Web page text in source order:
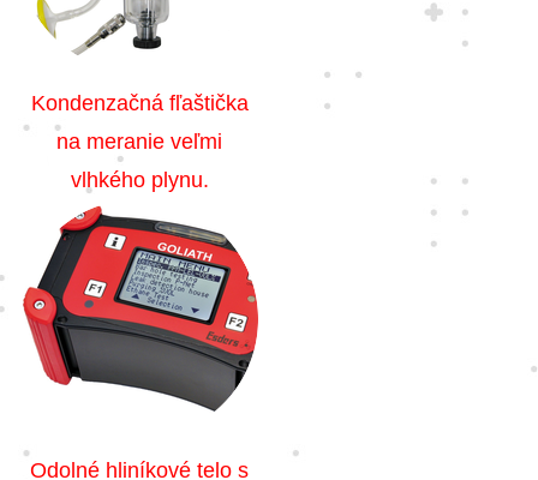
Kondenzačná fľaštička
na meranie veľmi
vlhkého plynu.
Odolné hliníkové telo s